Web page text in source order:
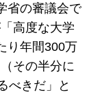
省の審議会で
高度な大学
り年間300万
その半分に
べきだ」と